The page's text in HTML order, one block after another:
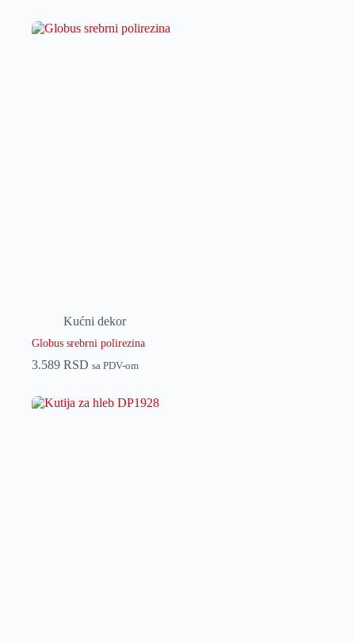
Kućni dekor
Globus srebrni polirezina
3.589 RSD sa PDV-om